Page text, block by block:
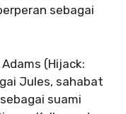
sebagai
(Hijack:
Jules, sahabat
suami